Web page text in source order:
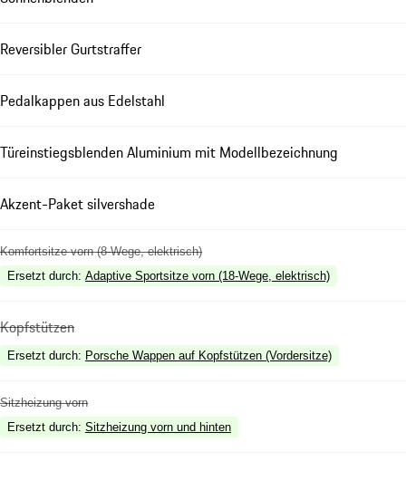
Reversibler Gurtstraffer
Pedalkappen aus Edelstahl
Türeinstiegsblenden Aluminium mit Modellbezeichnung
Akzent-Paket silvershade
Komfortsitze vorn (8-Wege, elektrisch)
Ersetzt durch: Adaptive Sportsitze vorn (18-Wege, elektrisch)
Kopfstützen
Ersetzt durch: Porsche Wappen auf Kopfstützen (Vordersitze)
Sitzheizung vorn
Ersetzt durch: Sitzheizung vorn und hinten